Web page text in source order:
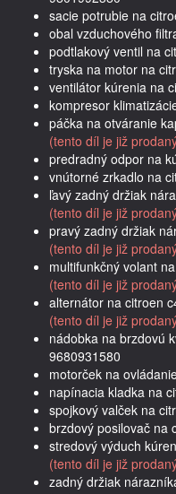
sacie potrubie na
obal vzduchového
podtlakový ventil na
tryska na motor na
ventilátor kúrenia na
kompresor
páčka na otváranie
(tento díl je již
predradný odpor na
vnútorné zrkadlo na
ľavý zadný držiak
(tento díl je již
pravý zadný držiak
(tento díl je již
multifunkčný volant
(tento díl je již
alternátor na citroen
(tento díl je již
nádobka na brzdovú
9680931580
motorček na
napínacia kladka na
spojkový valček na
brzdový posilovač na
stredový výduch
(tento díl je již
zadný držiak